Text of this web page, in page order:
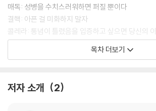
매독: 성병을 수치스러워하면 퍼질 뿐이다
결핵: 아픈 걸 미화하지 말자
콜레라: 통념이 틀렸음을 입증하고 싶으면 당신의
나병: 선한 사람 한 명이 변화를 일으킬 수 있으며
기면성뇌염: 의학의 발전이 매우 빨라졌으니 잘 기록
목차 더보기
저자 소개 2